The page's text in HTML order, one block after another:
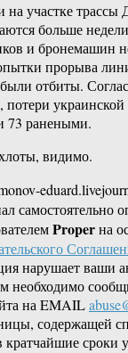
участке трассы
больше
и бронемашин
прорыва
отбиты.
украинской
73 ранеными.
видимо.
самостоятельно
Properна
нарушает ваши
необходимо
на EMAIL
содержащей
кратчайшие сроки